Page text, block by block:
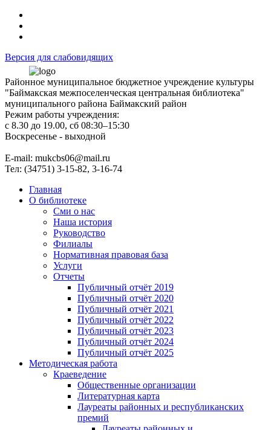
Версия для слабовидящих
Районное муниципальное бюджетное учреждение культуры
"Баймакская межпоселенческая центральная библиотека"
муниципального района Баймакский район
Режим работы учреждения:
с 8.30 до 19.00, сб 08:30–15:30
Воскресенье - выходной
Е-mail: mukcbs06@mail.ru
Тел: (34751) 3-15-82, 3-16-74
Главная
О библиотеке
Сми о нас
Наша история
Руководство
Филиалы
Нормативная правовая база
Услуги
Отчеты
Публичный отчёт 2019
Публичный отчёт 2020
Публичный отчёт 2021
Публичный отчёт 2022
Публичный отчёт 2023
Публичный отчёт 2024
Публичный отчёт 2025
Методическая работа
Краеведение
Общественные организации
Литературная карта
Лауреаты районных и республиканских
премий